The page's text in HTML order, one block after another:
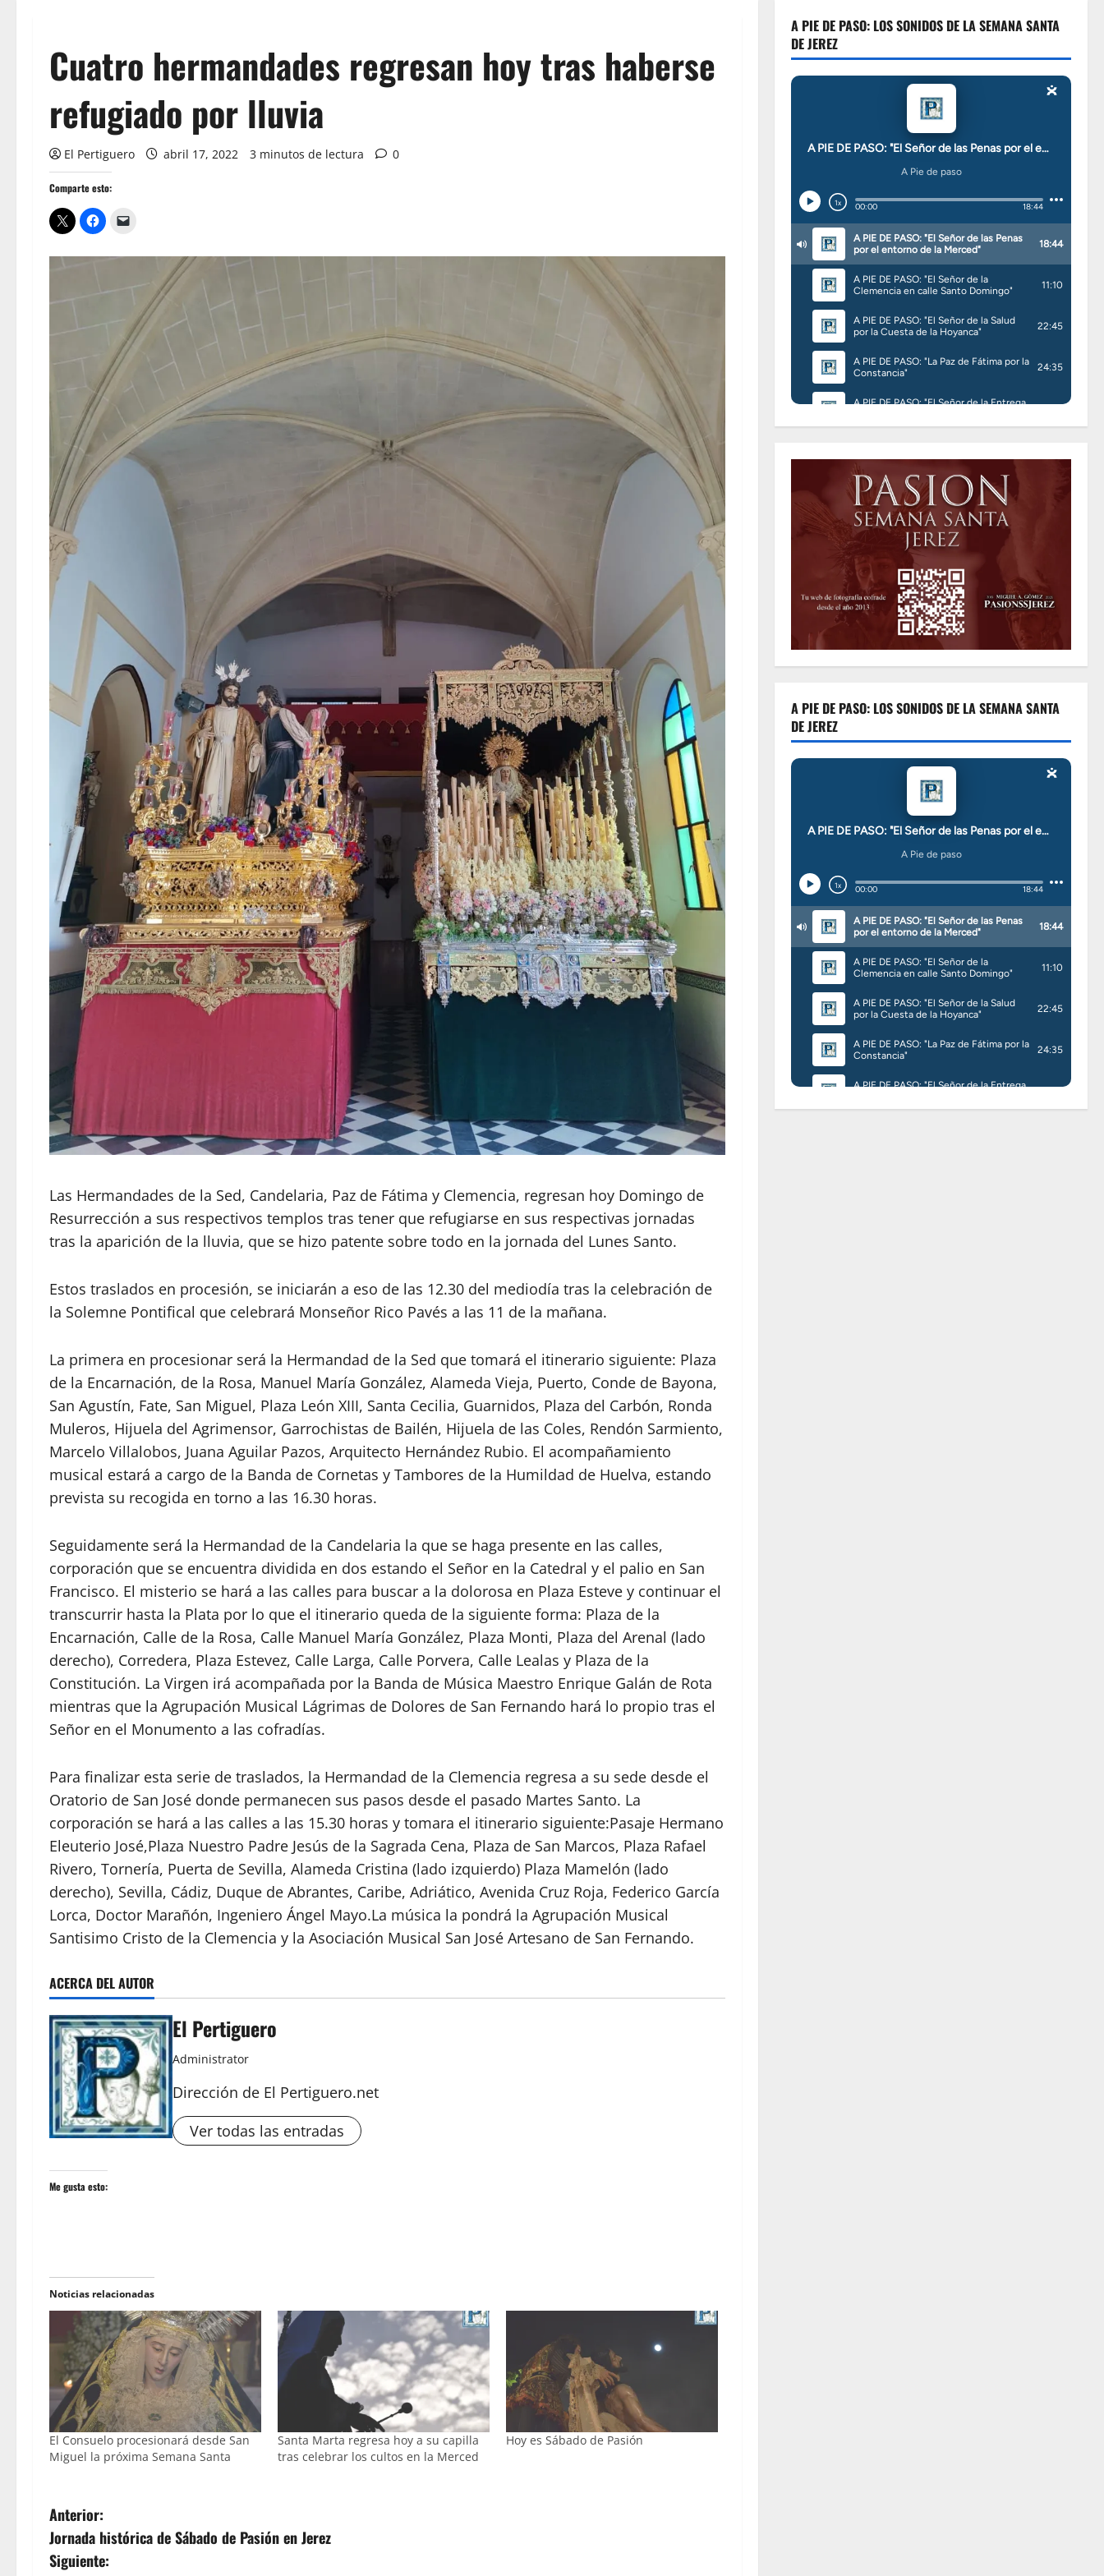
Cuatro hermandades regresan hoy tras haberse
refugiado por lluvia
El Pertiguero abril 17, 2022 3 minutos de lectura 0
Comparte esto:
Las Hermandades de la Sed, Candelaria, Paz de Fátima y Clemencia, regresan hoy Domingo de
Resurrección a sus respectivos templos tras tener que refugiarse en sus respectivas jornadas
tras la aparición de la lluvia, que se hizo patente sobre todo en la jornada del Lunes Santo.
Estos traslados en procesión, se iniciarán a eso de las 12.30 del mediodía tras la celebración de
la Solemne Pontifical que celebrará Monseñor Rico Pavés a las 11 de la mañana.
La primera en procesionar será la Hermandad de la Sed que tomará el itinerario siguiente: Plaza
de la Encarnación, de la Rosa, Manuel María González, Alameda Vieja, Puerto, Conde de Bayona,
San Agustín, Fate, San Miguel, Plaza León XIII, Santa Cecilia, Guarnidos, Plaza del Carbón, Ronda
Muleros, Hijuela del Agrimensor, Garrochistas de Bailén, Hijuela de las Coles, Rendón Sarmiento,
Marcelo Villalobos, Juana Aguilar Pazos, Arquitecto Hernández Rubio. El acompañamiento
musical estará a cargo de la Banda de Cornetas y Tambores de la Humildad de Huelva, estando
prevista su recogida en torno a las 16.30 horas.
Seguidamente será la Hermandad de la Candelaria la que se haga presente en las calles,
corporación que se encuentra dividida en dos estando el Señor en la Catedral y el palio en San
Francisco. El misterio se hará a las calles para buscar a la dolorosa en Plaza Esteve y continuar el
transcurrir hasta la Plata por lo que el itinerario queda de la siguiente forma: Plaza de la
Encarnación, Calle de la Rosa, Calle Manuel María González, Plaza Monti, Plaza del Arenal (lado
derecho), Corredera, Plaza Estevez, Calle Larga, Calle Porvera, Calle Lealas y Plaza de la
Constitución. La Virgen irá acompañada por la Banda de Música Maestro Enrique Galán de Rota
mientras que la Agrupación Musical Lágrimas de Dolores de San Fernando hará lo propio tras el
Señor en el Monumento a las cofradías.
Para finalizar esta serie de traslados, la Hermandad de la Clemencia regresa a su sede desde el
Oratorio de San José donde permanecen sus pasos desde el pasado Martes Santo. La
corporación se hará a las calles a las 15.30 horas y tomara el itinerario siguiente:Pasaje Hermano
Eleuterio José,Plaza Nuestro Padre Jesús de la Sagrada Cena, Plaza de San Marcos, Plaza Rafael
Rivero, Tornería, Puerta de Sevilla, Alameda Cristina (lado izquierdo) Plaza Mamelón (lado
derecho), Sevilla, Cádiz, Duque de Abrantes, Caribe, Adriático, Avenida Cruz Roja, Federico García
Lorca, Doctor Marañón, Ingeniero Ángel Mayo.La música la pondrá la Agrupación Musical
Santisimo Cristo de la Clemencia y la Asociación Musical San José Artesano de San Fernando.
ACERCA DEL AUTOR
El Pertiguero
Administrator
Dirección de El Pertiguero.net
Ver todas las entradas
Me gusta esto:
Noticias relacionadas
El Consuelo procesionará desde San
Miguel la próxima Semana Santa
Santa Marta regresa hoy a su capilla
tras celebrar los cultos en la Merced
Hoy es Sábado de Pasión
N
a
Anterior:
Jornada histórica de Sábado de Pasión en Jerez
Siguiente:
A PIE DE PASO: LOS SONIDOS DE LA SEMANA SANTA
DE JEREZ
A PIE DE PASO: LOS SONIDOS DE LA SEMANA SANTA
DE JEREZ